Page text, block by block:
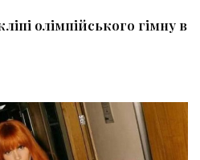
олімпійського гімну в